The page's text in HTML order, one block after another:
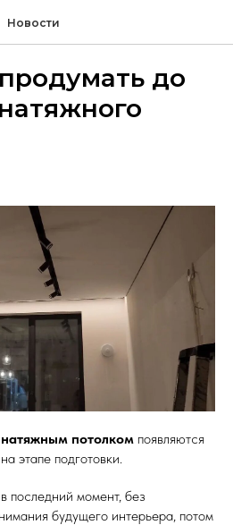
Новости
до
натяжным потолком появляются
этапе подготовки.
последний момент, без
будущего интерьера, потом